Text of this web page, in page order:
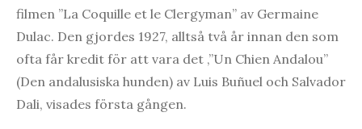
filmen ”La Coquille et le Clergyman” av Germaine
Dulac. Den gjordes 1927, alltså två år innan den som
ofta får kredit för att vara det ,”Un Chien Andalou”
(Den andalusiska hunden) av Luis Buñuel och Salvador
Dali, visades första gången.